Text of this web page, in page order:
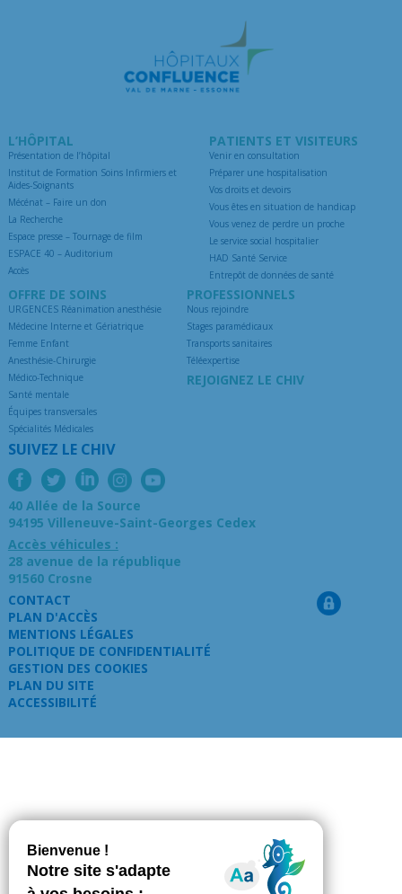
L’HÔPITAL
Présentation de l’hôpital
Institut de Formation Soins Infirmiers et
Aides-Soignants
Mécénat – Faire un don
La Recherche
Espace presse – Tournage de film
ESPACE 40 – Auditorium
Accès
PATIENTS ET VISITEURS
Venir en consultation
Préparer une hospitalisation
Vos droits et devoirs
Vous êtes en situation de handicap
Vous venez de perdre un proche
Le service social hospitalier
HAD Santé Service
Entrepôt de données de santé
OFFRE DE SOINS
URGENCES Réanimation anesthésie
Médecine Interne et Gériatrique
Femme Enfant
Anesthésie-Chirurgie
Médico-Technique
Santé mentale
Équipes transversales
Spécialités Médicales
PROFESSIONNELS
Nous rejoindre
Stages paramédicaux
Transports sanitaires
Téléexpertise
REJOIGNEZ LE CHIV
SUIVEZ LE CHIV
40 Allée de la Source
94195 Villeneuve-Saint-Georges Cedex
Accès véhicules :
28 avenue de la république
91560 Crosne
CONTACT
PLAN D'ACCÈS
MENTIONS LÉGALES
POLITIQUE DE CONFIDENTIALITÉ
GESTION DES COOKIES
PLAN DU SITE
ACCESSIBILITÉ